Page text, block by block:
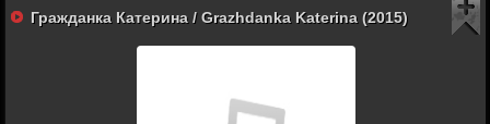
Гражданка Катерина / Grazhdanka Katerina (2015)